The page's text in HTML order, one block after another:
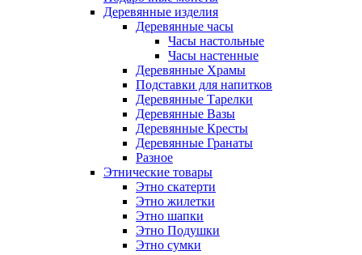
Деревянные изделия
Деревянные часы
Часы настольные
Часы настенные
Деревянные Храмы
Подставки для напитков
Деревянные Тарелки
Деревянные Вазы
Деревянные Кресты
Деревянные Гранаты
Разное
Этнические товары
Этно скатерти
Этно жилетки
Этно шапки
Этно Подушки
Этно сумки